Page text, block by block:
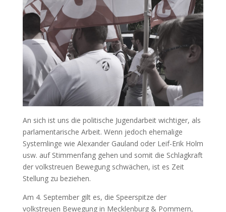
An sich ist uns die politische Jugendarbeit wichtiger, als
parlamentarische Arbeit. Wenn jedoch ehemalige
Systemlinge wie Alexander Gauland oder Leif-Erik Holm
usw. auf Stimmenfang gehen und somit die Schlagkraft
der volkstreuen Bewegung schwächen, ist es Zeit
Stellung zu beziehen.
Am 4. September gilt es, die Speerspitze der
volkstreuen Bewegung in Mecklenburg & Pommern,